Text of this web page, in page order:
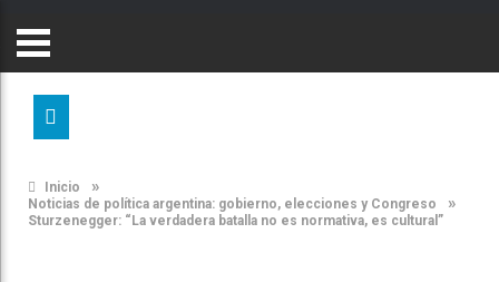
Inicio »
Noticias de política argentina: gobierno, elecciones y Congreso »
Sturzenegger: “La verdadera batalla no es normativa, es cultural”